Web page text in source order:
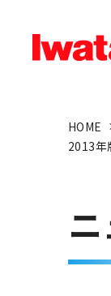
HOME
2013年